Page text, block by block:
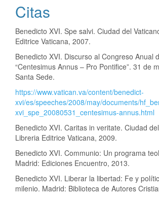
Citas
Benedicto XVI. Spe salvi. Ciudad del
Editrice Vaticana, 2007.
Benedicto XVI. Discurso al Congreso Anual
“Centesimus Annus – Pro Pontifice”. 31 de
Santa Sede.
https://www.vatican.va/content/benedict-
xvi/es/speeches/2008/may/documents/
xvi_spe_20080531_centesimus-annus.html
Benedicto XVI. Caritas in veritate. Ciudad
Libreria Editrice Vaticana, 2009.
Benedicto XVI. Communio: Un programa
Madrid: Ediciones Encuentro, 2013.
Benedicto XVI. Liberar la libertad: Fe y
milenio. Madrid: Biblioteca de Autores